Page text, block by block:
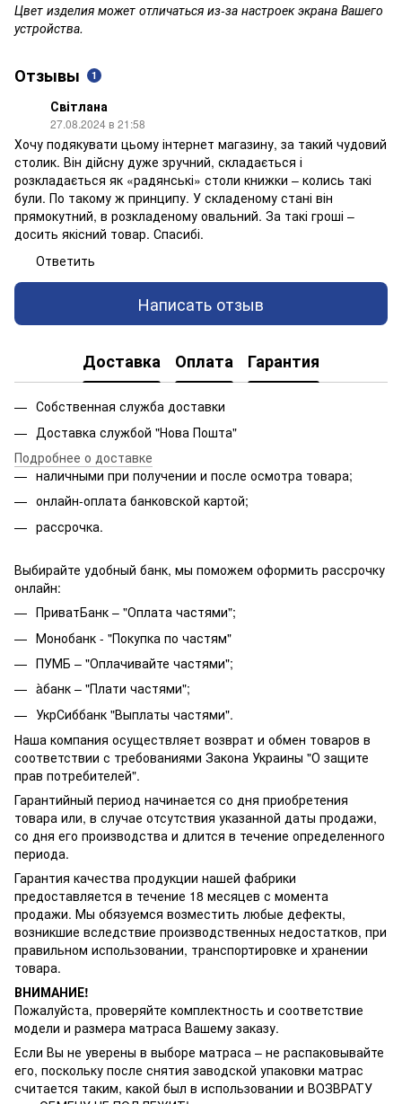
Цвет изделия может отличаться из-за настроек экрана Вашего
устройства.
Отзывы 1
Світлана
27.08.2024 в 21:58
Хочу подякувати цьому інтернет магазину, за такий чудовий
столик. Він дійсну дуже зручний, складається і
розкладається як «радянські» столи книжки – колись такі
були. По такому ж принципу. У складеному стані він
прямокутний, в розкладеному овальний. За такі гроші –
досить якісний товар. Спасибі.
Ответить
Написать отзыв
Доставка Оплата Гарантия
Собственная служба доставки
Доставка службой "Нова Пошта"
Подробнее о доставке
наличными при получении и после осмотра товара;
онлайн-оплата банковской картой;
рассрочка.
Выбирайте удобный банк, мы поможем оформить рассрочку
онлайн:
ПриватБанк – "Оплата частями";
Монобанк - "Покупка по частям"
ПУМБ – "Оплачивайте частями";
àбанк – "Плати частями";
УкрСиббанк "Выплаты частями".
Наша компания осуществляет возврат и обмен товаров в
соответствии с требованиями Закона Украины "О защите
прав потребителей".
Гарантийный период начинается со дня приобретения
товара или, в случае отсутствия указанной даты продажи,
со дня его производства и длится в течение определенного
периода.
Гарантия качества продукции нашей фабрики
предоставляется в течение 18 месяцев с момента
продажи. Мы обязуемся возместить любые дефекты,
возникшие вследствие производственных недостатков, при
правильном использовании, транспортировке и хранении
товара.
ВНИМАНИЕ!
Пожалуйста, проверяйте комплектность и соответствие
модели и размера матраса Вашему заказу.
Если Вы не уверены в выборе матраса – не распаковывайте
его, поскольку после снятия заводской упаковки матрас
считается таким, какой был в использовании и ВОЗВРАТУ